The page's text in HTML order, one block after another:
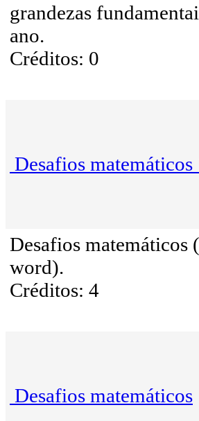
grandezas
ano.
Créditos: 0
Desafios
Desafios matemáticos
word).
Créditos: 4
Desafios matemáticos